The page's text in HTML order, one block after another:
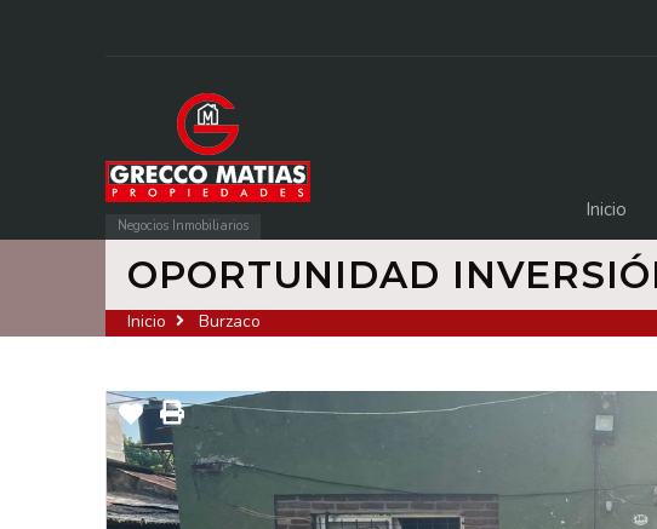
Negocios Inmobiliarios
Inicio
OPORTUNIDAD
Inicio Burzaco